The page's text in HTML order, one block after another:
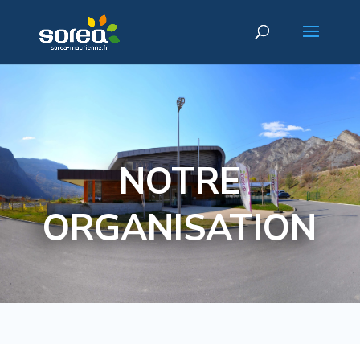
NOTRE
ORGANISATION